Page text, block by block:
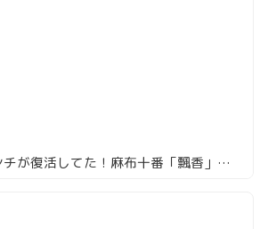
コース以外のランチが復活してた！麻布十番「飄香」で四川田舎料理